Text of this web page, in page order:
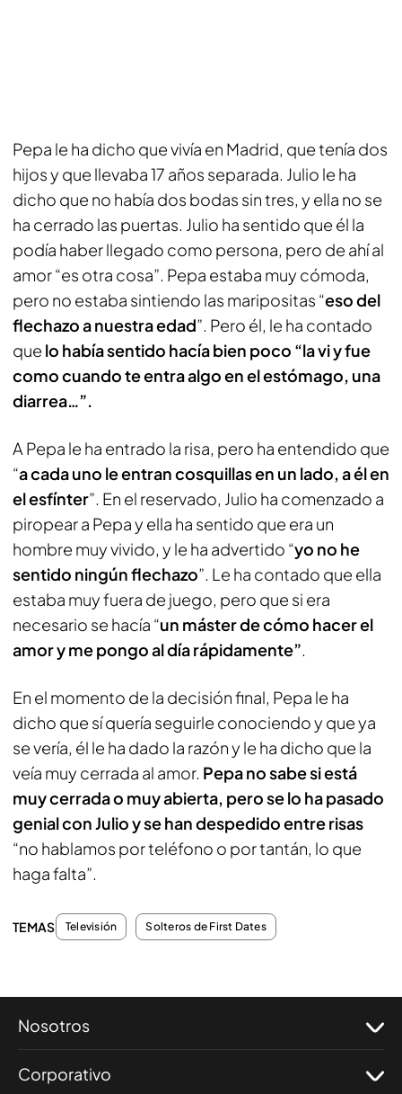
Pepa le ha dicho que vivía en Madrid, que tenía dos
hijos y que llevaba 17 años separada. Julio le ha
dicho que no había dos bodas sin tres, y ella no se
ha cerrado las puertas. Julio ha sentido que él la
podía haber llegado como persona, pero de ahí al
amor “es otra cosa”. Pepa estaba muy cómoda,
pero no estaba sintiendo las maripositas “eso del
flechazo a nuestra edad”. Pero él, le ha contado
que lo había sentido hacía bien poco “la vi y fue
como cuando te entra algo en el estómago, una
diarrea…”.
A Pepa le ha entrado la risa, pero ha entendido que
“a cada uno le entran cosquillas en un lado, a él en
el esfínter”. En el reservado, Julio ha comenzado a
piropear a Pepa y ella ha sentido que era un
hombre muy vivido, y le ha advertido “yo no he
sentido ningún flechazo”. Le ha contado que ella
estaba muy fuera de juego, pero que si era
necesario se hacía “un máster de cómo hacer el
amor y me pongo al día rápidamente”.
En el momento de la decisión final, Pepa le ha
dicho que sí quería seguirle conociendo y que ya
se vería, él le ha dado la razón y le ha dicho que la
veía muy cerrada al amor. Pepa no sabe si está
muy cerrada o muy abierta, pero se lo ha pasado
genial con Julio y se han despedido entre risas
“no hablamos por teléfono o por tantán, lo que
haga falta”.
TEMAS Televisión Solteros de First Dates
Nosotros
Corporativo